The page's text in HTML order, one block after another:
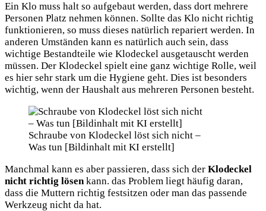
Ein Klo muss halt so aufgebaut werden, dass dort mehrere
Personen Platz nehmen können. Sollte das Klo nicht richtig
funktionieren, so muss dieses natürlich repariert werden. In
anderen Umständen kann es natürlich auch sein, dass
wichtige Bestandteile wie Klodeckel ausgetauscht werden
müssen. Der Klodeckel spielt eine ganz wichtige Rolle, weil
es hier sehr stark um die Hygiene geht. Dies ist besonders
wichtig, wenn der Haushalt aus mehreren Personen besteht.
Schraube von Klodeckel löst sich nicht –
Was tun [Bildinhalt mit KI erstellt]
Manchmal kann es aber passieren, dass sich der Klodeckel
nicht richtig lösenkann. das Problem liegt häufig daran,
dass die Muttern richtig festsitzen oder man das passende
Werkzeug nicht da hat.